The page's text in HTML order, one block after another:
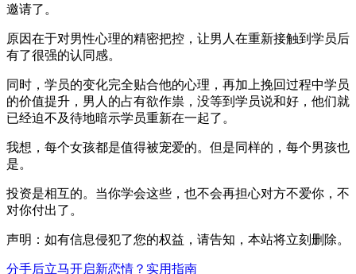
邀请了。
原因在于对男性心理的精密把控，让男人在重新接触到学员后
有了很强的认同感。
同时，学员的变化完全贴合他的心理，再加上挽回过程中学员
的价值提升，男人的占有欲作祟，没等到学员说和好，他们就
已经迫不及待地暗示学员重新在一起了。
我想，每个女孩都是值得被宠爱的。但是同样的，每个男孩也
是。
投资是相互的。当你学会这些，也不会再担心对方不爱你，不
对你付出了。
声明：如有信息侵犯了您的权益，请告知，本站将立刻删除。
分手后立马开启新恋情？实用指南